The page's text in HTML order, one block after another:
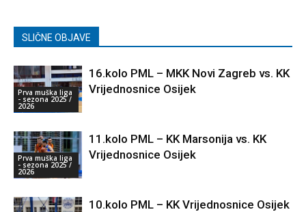
SLIČNE OBJAVE
Prva muška liga
- sezona 2025 /
2026
16.kolo PML – MKK Novi Zagreb vs. KK
Vrijednosnice Osijek
Prva muška liga
- sezona 2025 /
2026
11.kolo PML – KK Marsonija vs. KK
Vrijednosnice Osijek
10.kolo PML – KK Vrijednosnice Osijek